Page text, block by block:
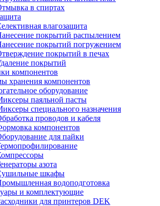
в спиртах
влагозащита
покрытий распылением
покрытий погружением
покрытий в печах
покрытий
компонентов
хранения компонентов
оборудование
паяльной пасты
специального назначения
проводов и кабеля
компонентов
для пайки
азота
шкафы
водоподготовка
и комплектующие
для принтеров DEK